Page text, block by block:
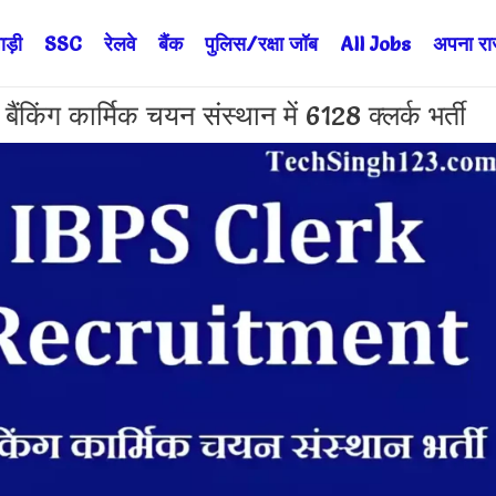
SSC रेलवे बैंक पुलिस/रक्षा जॉब All Jobs अपना
कार्मिक चयन संस्थान में 6128 क्लर्क भर्ती